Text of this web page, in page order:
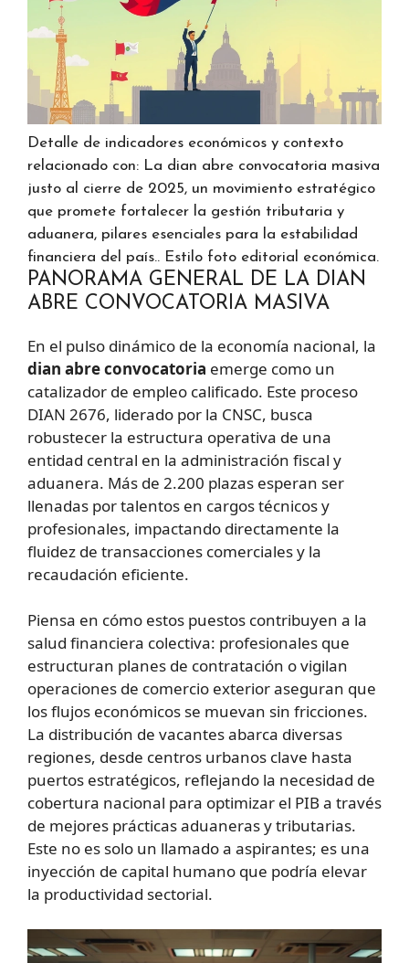
Detalle de indicadores económicos y contexto
relacionado con: La dian abre convocatoria masiva
justo al cierre de 2025, un movimiento estratégico
que promete fortalecer la gestión tributaria y
aduanera, pilares esenciales para la estabilidad
financiera del país.. Estilo foto editorial económica.
PANORAMA GENERAL DE LA DIAN
ABRE CONVOCATORIA MASIVA
En el pulso dinámico de la economía nacional, la
dian abre convocatoria emerge como un
catalizador de empleo calificado. Este proceso
DIAN 2676, liderado por la CNSC, busca
robustecer la estructura operativa de una
entidad central en la administración fiscal y
aduanera. Más de 2.200 plazas esperan ser
llenadas por talentos en cargos técnicos y
profesionales, impactando directamente la
fluidez de transacciones comerciales y la
recaudación eficiente.
Piensa en cómo estos puestos contribuyen a la
salud financiera colectiva: profesionales que
estructuran planes de contratación o vigilan
operaciones de comercio exterior aseguran que
los flujos económicos se muevan sin fricciones.
La distribución de vacantes abarca diversas
regiones, desde centros urbanos clave hasta
puertos estratégicos, reflejando la necesidad de
cobertura nacional para optimizar el PIB a través
de mejores prácticas aduaneras y tributarias.
Este no es solo un llamado a aspirantes; es una
inyección de capital humano que podría elevar
la productividad sectorial.